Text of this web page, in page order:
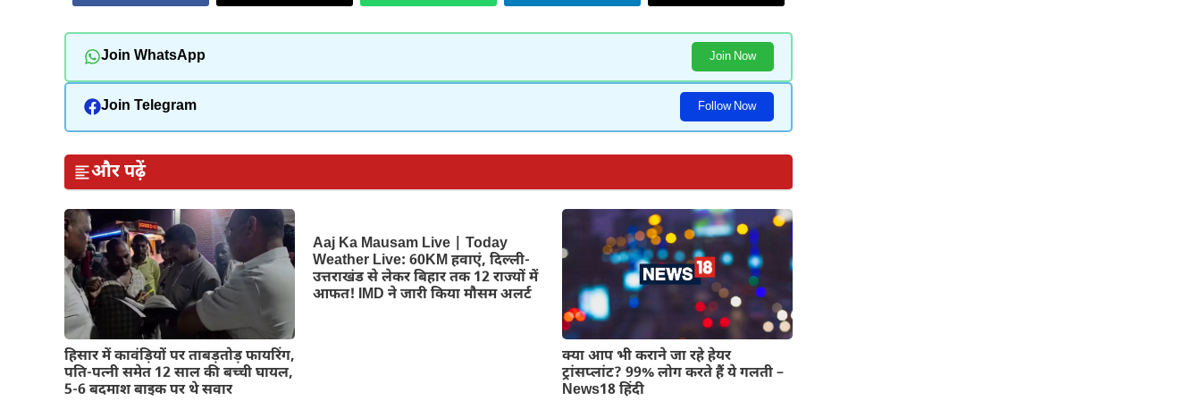
Join WhatsApp Join Now
Join Telegram Follow Now
और पढ़ें
हिसार में कावंड़ियों पर ताबड़तोड़ फायरिंग,
पति-पत्नी समेत 12 साल की बच्ची घायल,
5-6 बदमाश बाइक पर थे सवार
Aaj Ka Mausam Live | Today
Weather Live: 60KM हवाएं, दिल्ली-
उत्तराखंड से लेकर बिहार तक 12 राज्यों में
आफत! IMD ने जारी किया मौसम अलर्ट
क्या आप भी कराने जा रहे हेयर
ट्रांसप्लांट? 99% लोग करते हैं ये गलती –
News18 हिंदी